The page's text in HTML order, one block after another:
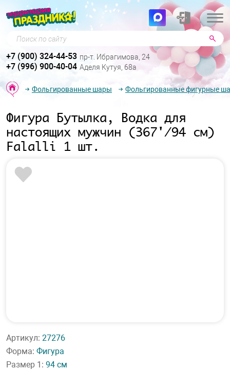
Поиск по сайту
+7 (900) 324-44-53 пр-т. Ибрагимова, 24
+7 (996) 900-40-04 Аделя Кутуя, 68а
Фольгированные шары Фольгированные фигурные
Фигура Бутылка, Водка для
настоящих мужчин (367'/94 см)
Falalli 1 шт.
Артикул: 27276
Форма: Фигура
Размер 1: 94 см